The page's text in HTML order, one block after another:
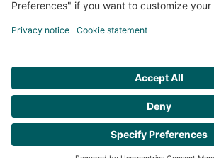
VACATURES
WEBSITE BY:THE CRE8ION.LAB